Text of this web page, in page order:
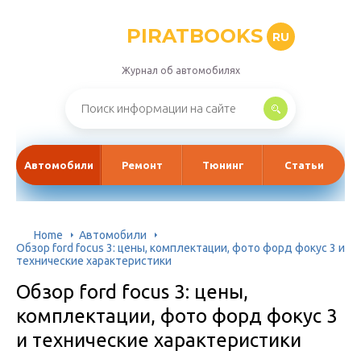
PIRATBOOKS RU
Журнал об автомобилях
Автомобили Ремонт Тюнинг Статьи
Home
Автомобили
Обзор ford focus 3: цены, комплектации, фото форд фокус 3 и
технические характеристики
Обзор ford focus 3: цены,
комплектации, фото форд фокус 3
и технические характеристики